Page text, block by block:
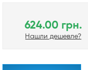
624.00 грн.
Нашли дешевле?